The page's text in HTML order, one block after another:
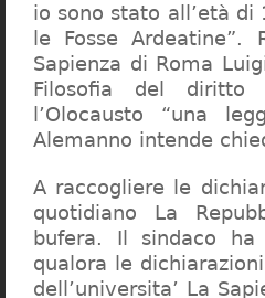
io sono stato all’età
le Fosse
Sapienza di Roma
Filosofia del diritto
l’Olocausto “una
Alemanno intende
A raccogliere le
quotidiano La
bufera. Il sindaco ha
qualora le
dell’universita’ La